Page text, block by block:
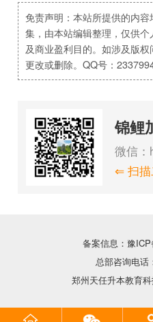
免责声明：本站所提供的内
集，由本站编辑整理，仅供
及商业盈利目的。如涉及版
更改或删除。QQ号：
锦鲤
微信：
⇐ 扫描
备案信息：豫ICP
总部咨询电话
郑州天任升本教育